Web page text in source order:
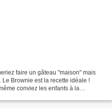
faire un gâteau "maison" mais
Brownie est la recette idéale !
conviez les enfants à la